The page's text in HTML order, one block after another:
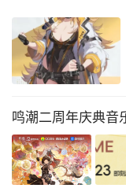
鸣潮二周年庆典音